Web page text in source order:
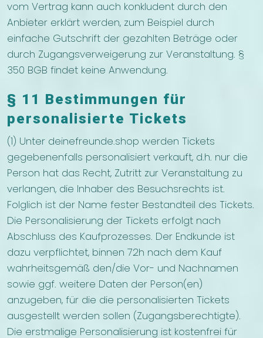
vom Vertrag kann auch konkludent durch den
Anbieter erklärt werden, zum Beispiel durch
einfache Gutschrift der gezahlten Beträge oder
durch Zugangsverweigerung zur Veranstaltung. §
350 BGB findet keine Anwendung.
§ 11 Bestimmungen für
personalisierte Tickets
(1) Unter deinefreunde.shop werden Tickets
gegebenenfalls personalisiert verkauft, d.h. nur die
Person hat das Recht, Zutritt zur Veranstaltung zu
verlangen, die Inhaber des Besuchsrechts ist.
Folglich ist der Name fester Bestandteil des Tickets.
Die Personalisierung der Tickets erfolgt nach
Abschluss des Kaufprozesses. Der Endkunde ist
dazu verpflichtet, binnen 72h nach dem Kauf
wahrheitsgemäß den/die Vor- und Nachnamen
sowie ggf. weitere Daten der Person(en)
anzugeben, für die die personalisierten Tickets
ausgestellt werden sollen (Zugangsberechtigte).
Die erstmalige Personalisierung ist kostenfrei für